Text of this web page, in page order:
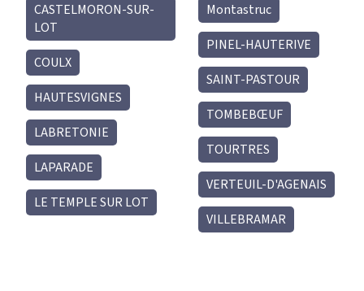
CASTELMORON-SUR-
LOT
COULX
HAUTESVIGNES
LABRETONIE
LAPARADE
LE TEMPLE SUR LOT
Montastruc
PINEL-HAUTERIVE
SAINT-PASTOUR
TOMBEBŒUF
TOURTRES
VERTEUIL-D'AGENAIS
VILLEBRAMAR